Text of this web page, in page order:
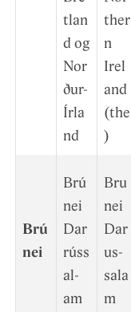
tlan
d og
Nor
ður-
Írla
nd
ther
n
Irel
and
(the
)
Brú
nei
Brú
nei
Dar
rúss
al­
am
Bru
nei
Dar
us­
sala
m